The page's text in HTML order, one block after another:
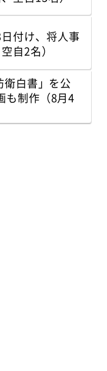
付け、将人事
自2名）
衛白書」を公
制作（8月4